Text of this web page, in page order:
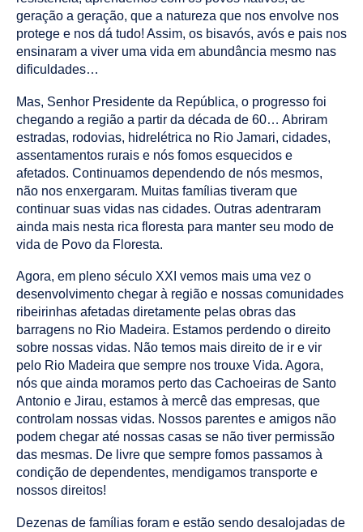
geração a geração, que a natureza que nos envolve nos
protege e nos dá tudo! Assim, os bisavós, avós e pais nos
ensinaram a viver uma vida em abundância mesmo nas
dificuldades…
Mas, Senhor Presidente da República, o progresso foi
chegando a região a partir da década de 60… Abriram
estradas, rodovias, hidrelétrica no Rio Jamari, cidades,
assentamentos rurais e nós fomos esquecidos e
afetados. Continuamos dependendo de nós mesmos,
não nos enxergaram. Muitas famílias tiveram que
continuar suas vidas nas cidades. Outras adentraram
ainda mais nesta rica floresta para manter seu modo de
vida de Povo da Floresta.
Agora, em pleno século XXI vemos mais uma vez o
desenvolvimento chegar à região e nossas comunidades
ribeirinhas afetadas diretamente pelas obras das
barragens no Rio Madeira. Estamos perdendo o direito
sobre nossas vidas. Não temos mais direito de ir e vir
pelo Rio Madeira que sempre nos trouxe Vida. Agora,
nós que ainda moramos perto das Cachoeiras de Santo
Antonio e Jirau, estamos à mercê das empresas, que
controlam nossas vidas. Nossos parentes e amigos não
podem chegar até nossas casas se não tiver permissão
das mesmas. De livre que sempre fomos passamos à
condição de dependentes, mendigamos transporte e
nossos direitos!
Dezenas de famílias foram e estão sendo desalojadas de